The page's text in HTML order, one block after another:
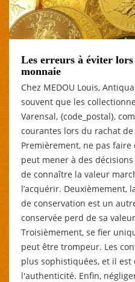
Les erreurs à éviter
monnaie
Chez MEDOU Louis,
souvent que les
Varensal, {code_postal},
courantes lors du rachat
Premièrement, ne pas
peut mener à des
de connaître la valeur
l’acquérir. Deuxièmement,
de conservation est un
conservée perd de sa
Troisièmement, se fier
peut être trompeur. Les
plus sophistiquées, et il
l'authenticité. Enfin,